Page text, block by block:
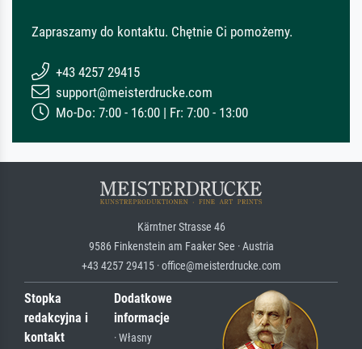
Zapraszamy do kontaktu. Chętnie Ci pomożemy.
+43 4257 29415
support@meisterdrucke.com
Mo-Do: 7:00 - 16:00 | Fr: 7:00 - 13:00
Kärntner Strasse 46
9586 Finkenstein am Faaker See · Austria
+43 4257 29415 · office@meisterdrucke.com
Stopka
redakcyjna i
kontakt
Dodatkowe
informacje
· Własny